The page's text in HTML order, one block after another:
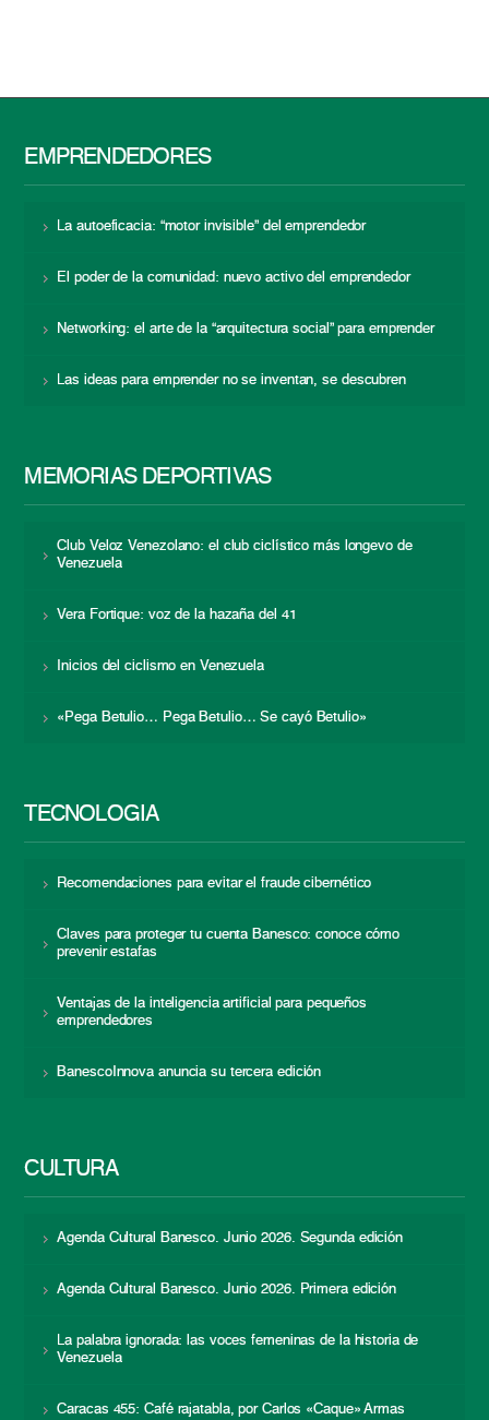
EMPRENDEDORES
La autoeficacia: “motor invisible” del emprendedor
El poder de la comunidad: nuevo activo del emprendedor
Networking: el arte de la “arquitectura social” para emprender
Las ideas para emprender no se inventan, se descubren
MEMORIAS DEPORTIVAS
Club Veloz Venezolano: el club ciclístico más longevo de
Venezuela
Vera Fortique: voz de la hazaña del 41
Inicios del ciclismo en Venezuela
«Pega Betulio… Pega Betulio… Se cayó Betulio»
TECNOLOGÍA
Recomendaciones para evitar el fraude cibernético
Claves para proteger tu cuenta Banesco: conoce cómo
prevenir estafas
Ventajas de la inteligencia artificial para pequeños
emprendedores
BanescoInnova anuncia su tercera edición
CULTURA
Agenda Cultural Banesco. Junio 2026. Segunda edición
Agenda Cultural Banesco. Junio 2026. Primera edición
La palabra ignorada: las voces femeninas de la historia de
Venezuela
Caracas 455: Café rajatabla, por Carlos «Caque» Armas